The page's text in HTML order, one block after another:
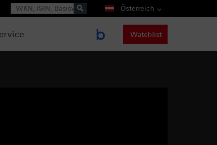
Suche Österreich
Watchlist